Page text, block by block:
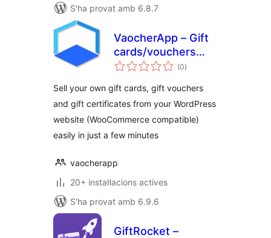
S'ha provat amb 6.8.7
VaocherApp – Gift
cards/vouchers
system for
WooCommerce
(0puntuacions
totals
)
Sell your own gift cards, gift vouchers
and gift certificates from your WordPress
website (WooCommerce compatible)
easily in just a few minutes
vaocherapp
20+ instal·lacions actives
S'ha provat amb 6.9.6
GiftRocket –